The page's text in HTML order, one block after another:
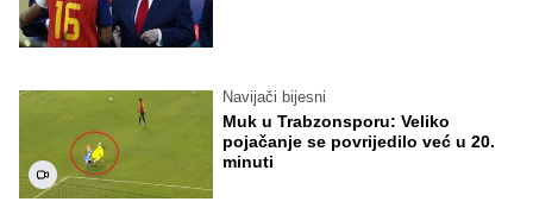
Navijači bijesni
Muk u Trabzonsporu: Veliko
pojačanje se povrijedilo već u 20.
minuti